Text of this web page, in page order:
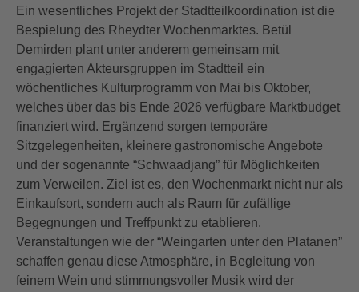
Ein wesentliches Projekt der Stadtteilkoordination ist die
Bespielung des Rheydter Wochenmarktes. Betül
Demirden plant unter anderem gemeinsam mit
engagierten Akteursgruppen im Stadtteil ein
wöchentliches Kulturprogramm von Mai bis Oktober,
welches über das bis Ende 2026 verfügbare Marktbudget
finanziert wird. Ergänzend sorgen temporäre
Sitzgelegenheiten, kleinere gastronomische Angebote
und der sogenannte “Schwaadjang” für Möglichkeiten
zum Verweilen. Ziel ist es, den Wochenmarkt nicht nur als
Einkaufsort, sondern auch als Raum für zufällige
Begegnungen und Treffpunkt zu etablieren.
Veranstaltungen wie der “Weingarten unter den Platanen”
schaffen genau diese Atmosphäre, in Begleitung von
feinem Wein und stimmungsvoller Musik wird der